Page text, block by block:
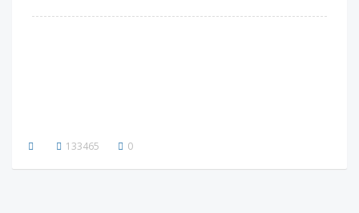
133465 0